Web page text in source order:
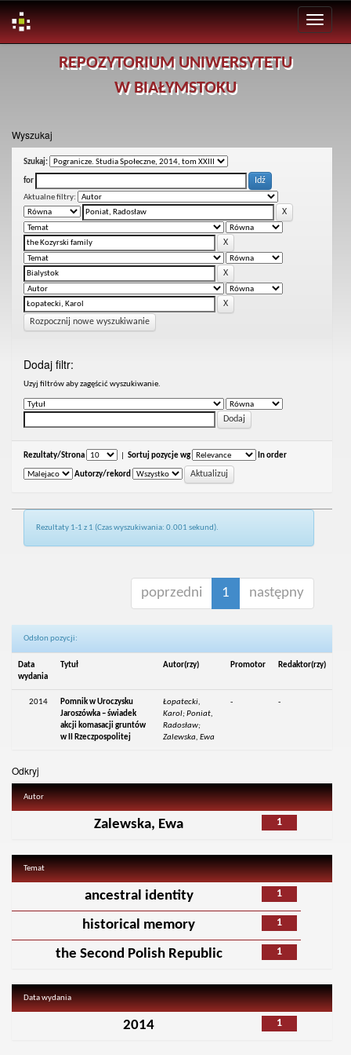
REPOZYTORIUM UNIWERSYTETU
W BIAŁYMSTOKU
Wyszukaj
Szukaj:
for
Aktualne filtry:
Rozpocznij nowe wyszukiwanie
Dodaj filtr:
Uzyj filtrów aby zagęścić wyszukiwanie.
Rezultaty/Strona Sortuj pozycje wg In order
Autorzy/rekord
Rezultaty 1-1 z 1 (Czas wyszukiwania: 0.001 sekund).
poprzedni 1 następny
Odsłon pozycji:
Data
wydania
Tytuł Autor(rzy) Promotor Redaktor(rzy)
2014
Pomnik w Uroczysku
Jaroszówka – świadek
akcji komasacji gruntów
w II Rzeczpospolitej
Łopatecki,
Karol; Poniat,
Radosław;
Zalewska, Ewa
- -
Odkryj
Autor
1
Zalewska, Ewa
Temat
1
ancestral identity
1
historical memory
1
the Second Polish Republic
Data wydania
1
2014